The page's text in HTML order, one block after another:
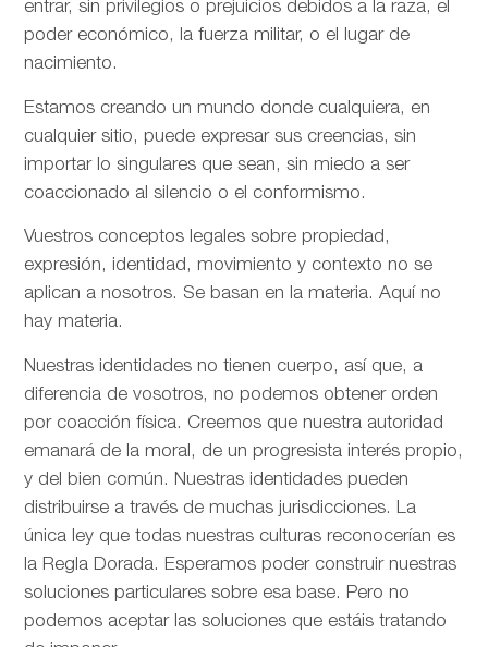
entrar, sin privilegios o prejuicios debidos a la raza, el
poder económico, la fuerza militar, o el lugar de
nacimiento.
Estamos creando un mundo donde cualquiera, en
cualquier sitio, puede expresar sus creencias, sin
importar lo singulares que sean, sin miedo a ser
coaccionado al silencio o el conformismo.
Vuestros conceptos legales sobre propiedad,
expresión, identidad, movimiento y contexto no se
aplican a nosotros. Se basan en la materia. Aquí no
hay materia.
Nuestras identidades no tienen cuerpo, así que, a
diferencia de vosotros, no podemos obtener orden
por coacción física. Creemos que nuestra autoridad
emanará de la moral, de un progresista interés propio,
y del bien común. Nuestras identidades pueden
distribuirse a través de muchas jurisdicciones. La
única ley que todas nuestras culturas reconocerían es
la Regla Dorada. Esperamos poder construir nuestras
soluciones particulares sobre esa base. Pero no
podemos aceptar las soluciones que estáis tratando